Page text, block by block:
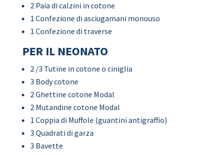
2 Paia di calzini in cotone
1 Confezione di asciugamani monouso
1 Confezione di traverse
PER IL NEONATO
2 /3 Tutine in cotone o ciniglia
3 Body cotone
2 Ghettine cotone Modal
2 Mutandine cotone Modal
1 Coppia di Muffole (guantini antigraffio)
3 Quadrati di garza
3 Bavette